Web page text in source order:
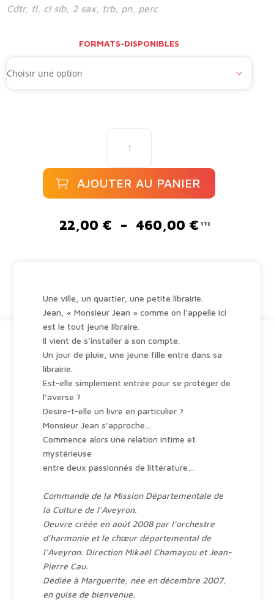
Cdtr, fl, cl sib, 2 sax, trb, pn, perc
FORMATS-DISPONIBLES
de
Jean
AJOUTER AU PANIER
22,00 € – 460,00 €Plage
460,00 €
Une ville, un quartier, une petite librairie.
Jean, « Monsieur Jean » comme on l’appelle ici
est le tout jeune libraire.
Il vient de s’installer à son compte.
Un jour de pluie, une jeune fille entre dans sa
librairie.
Est-elle simplement entrée pour se protéger de
l’averse ?
Désire-t-elle un livre en particulier ?
Monsieur Jean s’approche…
Commence alors une relation intime et
mystérieuse
entre deux passionnés de littérature…
Commande de la Mission Départementale de
la Culture de l’Aveyron.
Oeuvre créée en août 2008 par l’orchestre
d’harmonie et le chœur départemental de
l’Aveyron. Direction Mikaël Chamayou et Jean-
Pierre Cau.
Dédiée à Marguerite, née en décembre 2007,
en guise de bienvenue.